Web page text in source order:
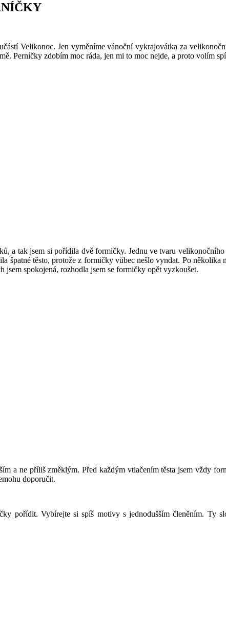
Velikonoc. Jen vyměníme vánoční vykrajovátka za
Perníčky zdobím moc ráda, jen mi to moc nejde, a proto volím
a tak jsem si pořídila dvě formičky. Jednu ve tvaru
špatné těsto, protože z formičky vůbec nešlo vyndat. Po
jsem spokojená, rozhodla jsem se formičky opět vyzkoušet.
a ne příliš změklým. Před každým vtlačením těsta jsem vždy
doporučit.
pořídit. Vybírejte si spíš motivy s jednodušším členěním. Ty